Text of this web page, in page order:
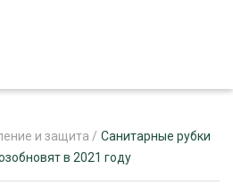
и защита / Санитарные рубки
в 2021 году